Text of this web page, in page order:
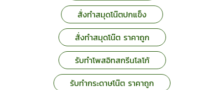
สั่งทำสมุดโน๊ตปกแข็ง
สั่งทำสมุดโน๊ต ราคาถูก
รับทำโพสอิทสกรีนโลโก้
รับทำกระดาษโน๊ต ราคาถูก